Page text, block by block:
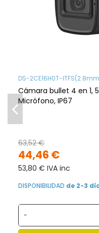
DS-2CE16H0T-
Cámara bullet 4 en 1,
Micrófono, IP67
44,46 €
63,52 €
53,80 € IVA inc
DISPONIBILIDAD de 2-3
-